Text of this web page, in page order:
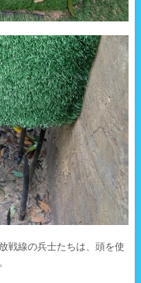
戦線の兵士たちは、頭を使